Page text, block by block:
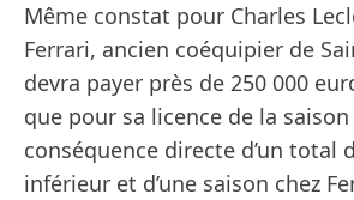
Même constat pour Charles
Ferrari, ancien coéquipier de
devra payer près de 250 000
que pour sa licence de la
conséquence directe d’un total
inférieur et d’une saison chez